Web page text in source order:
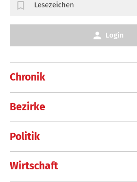
Chronik
Bezirke
Politik
Wirtschaft
Lesezeichen
Login